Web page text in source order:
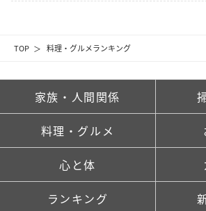
TOP 料理・グルメランキング
家族・人間関係
料理・グルメ
心と体
ランキング